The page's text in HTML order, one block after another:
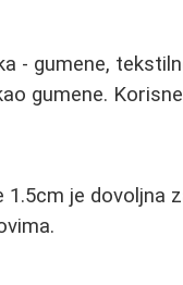
- gumene,
gumene.
1.5cm je dovoljna